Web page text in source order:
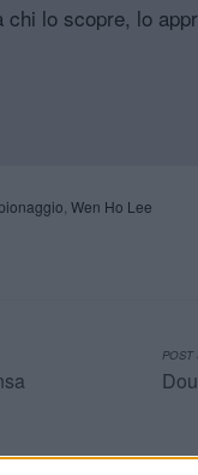
lo scopre, lo
Wen Ho Lee
POST